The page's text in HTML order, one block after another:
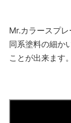
Mr.カラースプ
同系塗料の細か
ことが出来ます。